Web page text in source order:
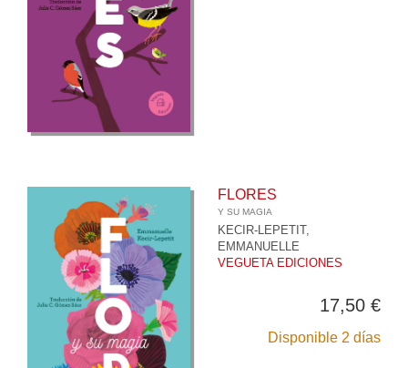
FLORES
Y SU MAGIA
KECIR-LEPETIT,
EMMANUELLE
VEGUETA EDICIONES
17,50 €
Disponible 2 días